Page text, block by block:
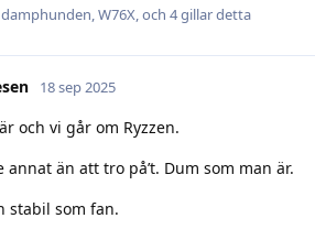
damphunden,W76X, och 4gillar detta
18 sep 2025
och vi går om Ryzzen.
annat än att tro på’t. Dum som man är.
stabil som fan.